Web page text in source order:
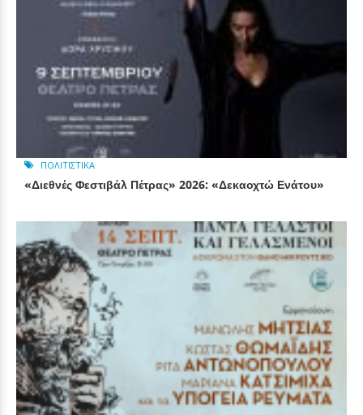
ΠΟΛΙΤΙΣΤΙΚΆ
«Διεθνές Φεστιβάλ Πέτρας» 2026: «Δεκαοχτώ Ενάτου»